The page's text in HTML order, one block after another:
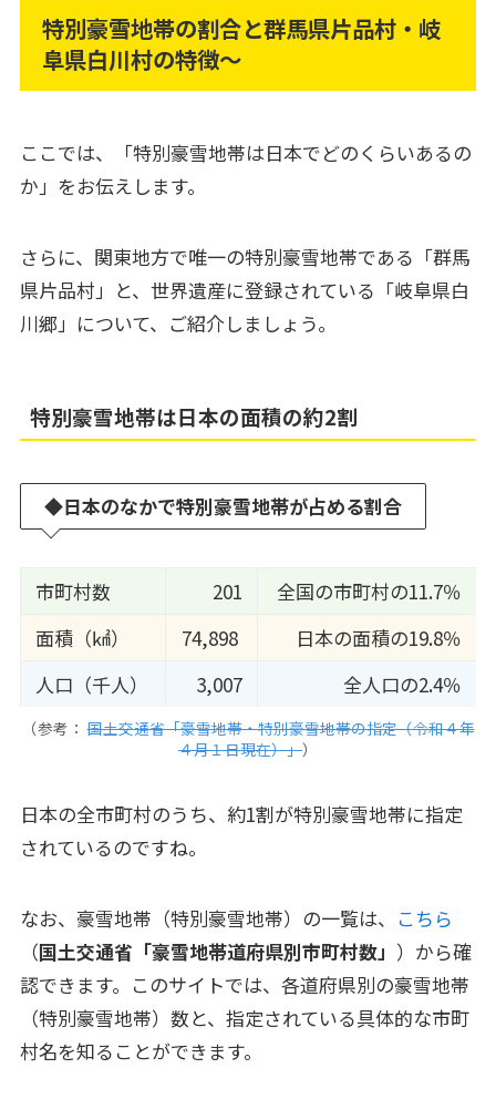
特別豪雪地帯の割合と群馬県片品村・岐
阜県白川村の特徴～
ここでは、「特別豪雪地帯は日本でどのくらいあるの
か」をお伝えします。
さらに、関東地方で唯一の特別豪雪地帯である「群馬
県片品村」と、世界遺産に登録されている「岐阜県白
川郷」について、ご紹介しましょう。
特別豪雪地帯は日本の面積の約2割
◆日本のなかで特別豪雪地帯が占める割合
市町村数 201
全国の市町村の11.7％
面積（㎢）
74,898
日本の面積の19.8％
人口（千人）
3,007 全人口の2.4％
（参考：国土交通省「豪雪地帯・特別豪雪地帯の指定（令和４年
４月１日現在）」）
日本の全市町村のうち、約1割が特別豪雪地帯に指定
されているのですね。
なお、豪雪地帯（特別豪雪地帯）の一覧は、 こちら
（国土交通省「豪雪地帯道府県別市町村数」 ）から確
認できます。このサイトでは、各道府県別の豪雪地帯
（特別豪雪地帯）数と、指定されている具体的な市町
村名を知ることができます。